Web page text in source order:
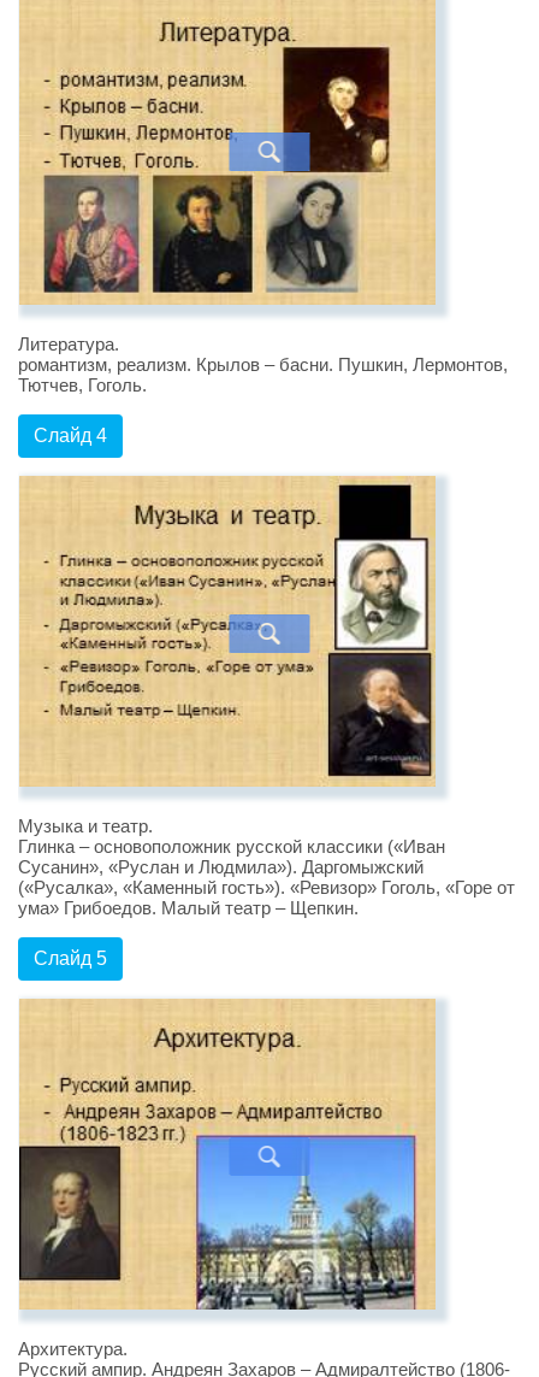
Литература.
романтизм, реализм. Крылов – басни. Пушкин, Лермонтов,
Тютчев, Гоголь.
Слайд 4
Музыка и театр.
Глинка – основоположник русской классики («Иван
Сусанин», «Руслан и Людмила»). Даргомыжский
(«Русалка», «Каменный гость»). «Ревизор» Гоголь, «Горе от
ума» Грибоедов. Малый театр – Щепкин.
Слайд 5
Архитектура.
Русский ампир. Андреян Захаров – Адмиралтейство (1806-